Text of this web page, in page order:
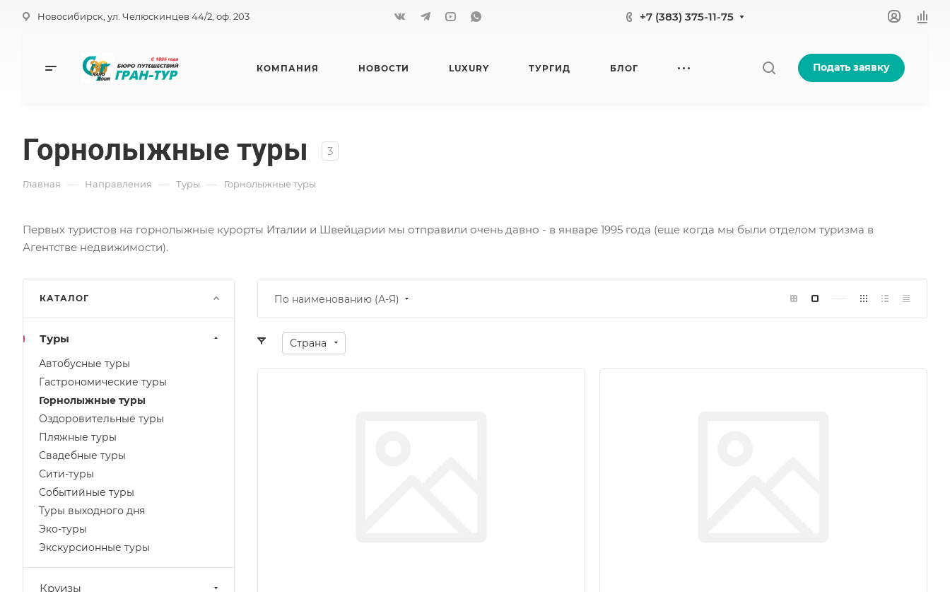
Новосибирск, ул. Челюскинцев 44/2, оф. 203 +7 (383) 375-11-75
КОМПАНИЯ НОВОСТИ LUXURY ТУРГИД БЛОГ Подать заявку
Горнолыжные туры 3
Главная — Направления — Туры — Горнолыжные туры
Первых туристов на горнолыжные курорты Италии и Швейцарии мы отправили очень давно - в январе 1995 года (еще когда мы были отделом туризма в
Агентстве недвижимости).
По наименованию (А-Я)
Страна
КАТАЛОГ
Туры
Автобусные туры
Гастрономические туры
Горнолыжные туры
Оздоровительные туры
Пляжные туры
Свадебные туры
Сити-туры
Событийные туры
Туры выходного дня
Эко-туры
Экскурсионные туры
Круизы